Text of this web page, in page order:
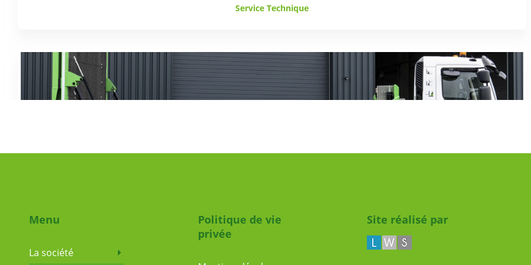
Service Technique
Menu
La société
Politique de vie
privée
Site réalisé par